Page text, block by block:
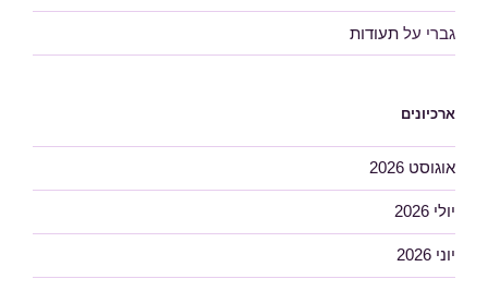
גברי על תעודות
ארכיונים
אוגוסט 2026
יולי 2026
יוני 2026